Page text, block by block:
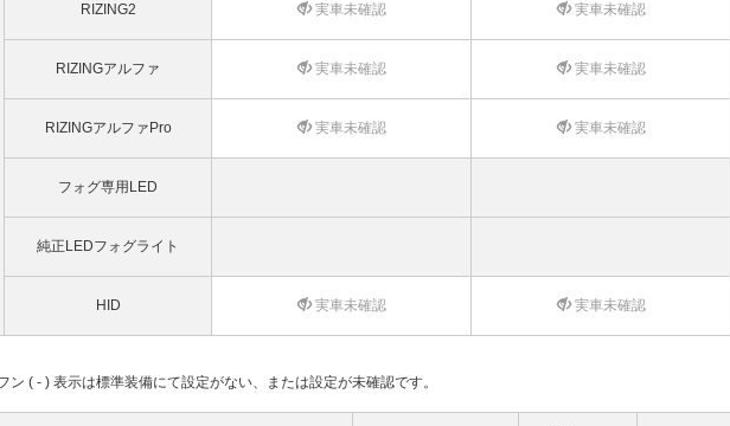
RIZING2 実車未確認 実車未確認
RIZINGアルファ 実車未確認 実車未確認
RIZINGアルファPro 実車未確認 実車未確認
フォグ専用LED
純正LEDフォグライト
HID 実車未確認 実車未確認
ン ( - ) 表示は標準装備にて設定がない、または設定が未確認です。